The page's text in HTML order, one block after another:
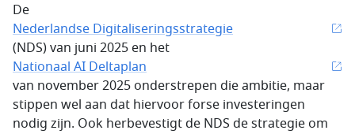
De
Nederlandse Digitaliseringsstrategie
(NDS) van juni 2025 en het
Nationaal AI Deltaplan
van november 2025 onderstrepen die ambitie, maar
stippen wel aan dat hiervoor forse investeringen
nodig zijn. Ook herbevestigt de NDS de strategie om